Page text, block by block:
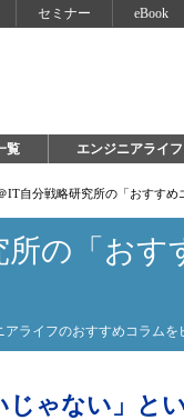
セミナー eBook
覧 エンジニアライ
IT自分戦略研究所の「おすすめ
所の「おす
ライフのおすすめコラムを
じゃない」と